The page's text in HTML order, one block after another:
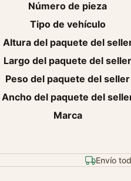
Número de pieza
Tipo de vehículo
Altura del paquete del
Largo del paquete del seller
Peso del paquete del seller
Ancho del paquete del
Marca
Envío